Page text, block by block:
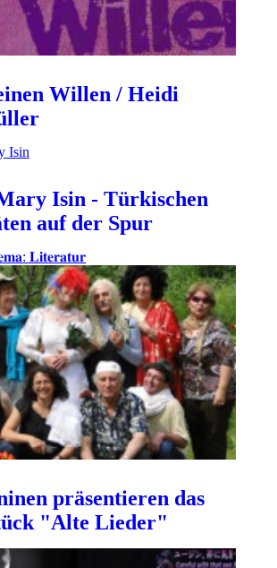
Willen / Heidi
Isin - Türkischen
auf der Spur
𝐋𝐢𝐭𝐞𝐫𝐚𝐭𝐮𝐫
präsentieren das
"Alte Lieder"